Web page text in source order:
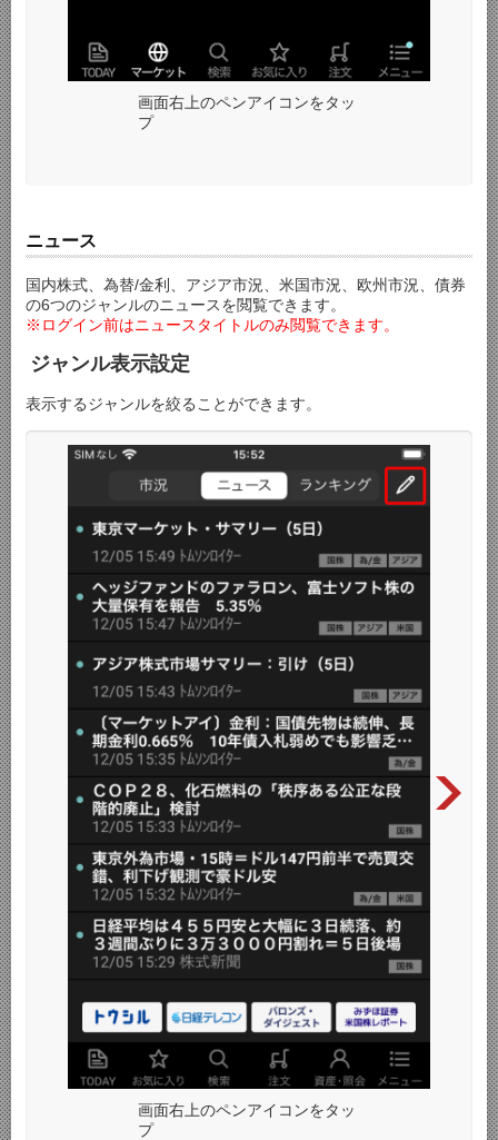
画面右上のペンアイコンをタッ
プ
ニュース
国内株式、為替/金利、アジア市況、米国市況、欧州市況、債券
の6つのジャンルのニュースを閲覧できます。
※ログイン前はニュースタイトルのみ閲覧できます。
ジャンル表示設定
表示するジャンルを絞ることができます。
画面右上のペンアイコンをタッ
プ